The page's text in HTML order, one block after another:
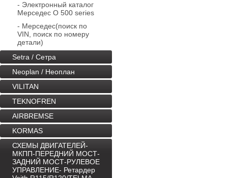
- Электронный каталог
Мерседес O 500 series
- Мерседес(поиск по
VIN, поиск по номеру
детали)
Setra / Сетра
Neoplan / Неоплан
VILITAN
TEKNOFREN
AIRBREMSE
KORMAS
СХЕМЫ ДВИГАТЕЛЕЙ-
МКПП-ПЕРЕДНИЙ МОСТ-
ЗАДНИЙ МОСТ-РУЛЕВОЕ
УПРАВЛЕНИЕ- Ретардер